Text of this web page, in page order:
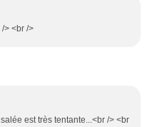
> <br />
est très tentante...<br /> <br